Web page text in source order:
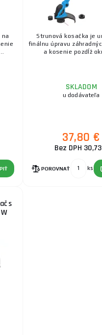
Vyšší priemer
nylonu, s nylonovými
hranatého alebo
kosiaca hlava dotkne
dvojstrunový systém,
kosačkou:
v tvare písmena
manipuláciu s ťažším
typov, značiek,
výber značkového
na
Strunová kosačka je
finálnu úpravu
a kosenie pozdĺž
SKLADOM
u dodávateľa
37,80 €
Bez DPH
POROVNAŤ ks
s